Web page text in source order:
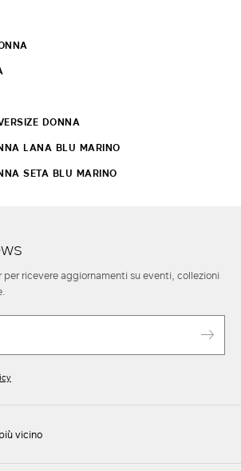
DONNA
LANA BLU MARINO
SETA BLU MARINO
ricevere aggiornamenti su eventi, collezioni
vicino